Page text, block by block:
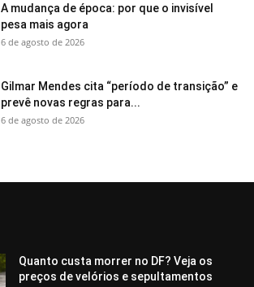
A mudança de época: por que o invisível
pesa mais agora
6 de agosto de 2026
Gilmar Mendes cita “período de transição” e
prevê novas regras para...
6 de agosto de 2026
Quanto custa morrer no DF? Veja os
preços de velórios e sepultamentos